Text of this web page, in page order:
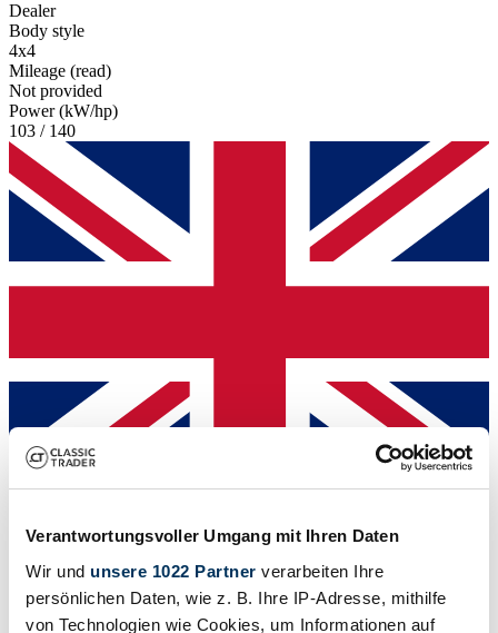
Verantwortungsvoller Umgang mit Ihren Daten
Wir und unsere 1022 Partner verarbeiten Ihre
persönlichen Daten, wie z. B. Ihre IP-Adresse, mithilfe
von Technologien wie Cookies, um Informationen auf
Dealer
Body style
4x4
Mileage (read)
Not provided
Power (kW/hp)
103 / 140